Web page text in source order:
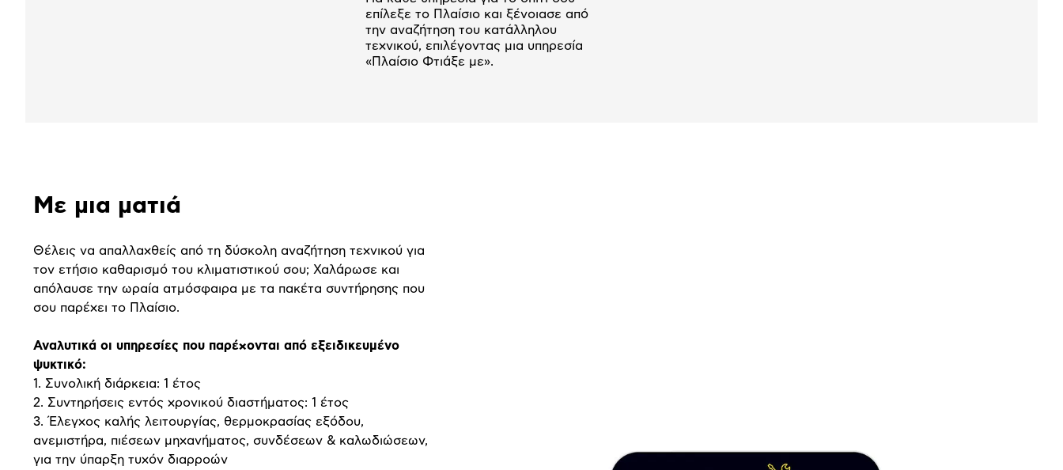
επίλεξε το Πλαίσιο και ξένοιασε από
την αναζήτηση του κατάλληλου
τεχνικού, επιλέγοντας μια υπηρεσία
«Πλαίσιο Φτιάξε με».
παρουσίαση
Με μια ματιά
Θέλεις να απαλλαχθείς από τη δύσκολη αναζήτηση τεχνικού για
τον ετήσιο καθαρισμό του κλιματιστικού σου; Χαλάρωσε και
απόλαυσε την ωραία ατμόσφαιρα με τα πακέτα συντήρησης που
σου παρέχει το Πλαίσιο.
Αναλυτικά οι υπηρεσίες που παρέχονται από εξειδικευμένο
ψυκτικό:
1. Συνολική διάρκεια: 1 έτος
2. Συντηρήσεις εντός χρονικού διαστήματος: 1 έτος
3. Έλεγχος καλής λειτουργίας, θερμοκρασίας εξόδου,
ανεμιστήρα, πιέσεων μηχανήματος, συνδέσεων & καλωδιώσεων,
για την ύπαρξη τυχόν διαρροών